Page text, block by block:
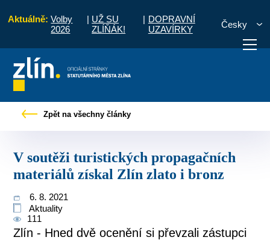
Aktuálně: Volby
2026
| UŽ SU
ZLÍŇÁK!
| DOPRAVNÍ
UZAVÍRKY
Česky
vyřídit Potřebuji zaplatit
Zpět na všechny články
V soutěži turistických propagačních
materiálů získal Zlín zlato i bronz
6. 8. 2021
Aktuality
111
Zlín - Hned dvě ocenění si převzali zástupci